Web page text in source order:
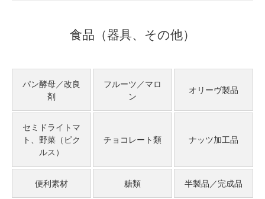
食品（器具、その他）
パン酵母／改良
剤
フルーツ／マロ
ン
オリーヴ製品
セミドライトマ
ト、野菜（ピク
ルス）
チョコレート類 ナッツ加工品
便利素材 糖類 半製品／完成品